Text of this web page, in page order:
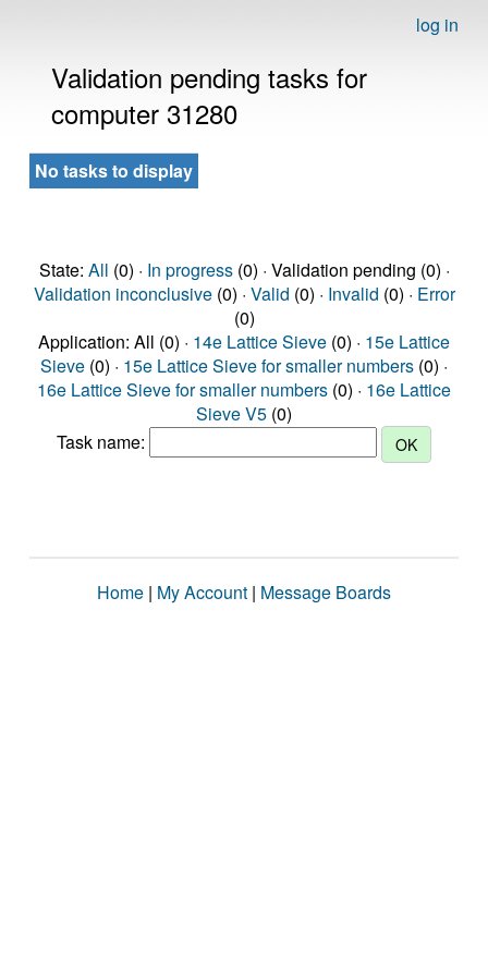
log in
Validation pending tasks for
computer 31280
No tasks to display
State: All (0) · In progress(0) · Validation pending (0) ·
Validation inconclusive(0) · Valid (0) · Invalid (0) · Error
(0)
Application: All (0) · 14e Lattice Sieve (0) · 15e Lattice
Sieve (0) · 15e Lattice Sieve for smaller numbers (0) ·
16e Lattice Sieve for smaller numbers (0) · 16e Lattice
Sieve V5 (0)
Task name:
Home | My Account | Message Boards